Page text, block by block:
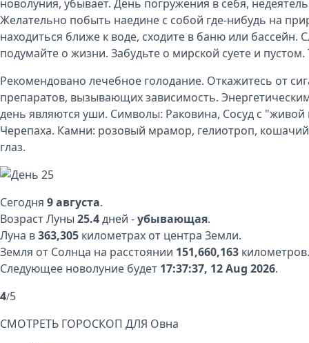
новолуния, убывает. День погружения в себя,
Желательно побыть наедине с собой где-нибудь на
находиться ближе к воде, сходите в баню или бассейн.
подумайте о жизни. Забудьте о мирской суете и
Рекомендовано лечебное голодание. Откажитесь от
препаратов, вызывающих зависимость.
день являются уши. Символы: Раковина, Сосуд с
Черепаха. Камни: розовый мрамор, гелиотроп,
глаз.
Сегодня 9 августа.
Возраст Луны 25.4дней -убывающая.
Луна в363,305 километрах от центра Земли.
Земля от Солнца на расстоянии 151,660,163 километров.
Следующее новолуние будет 17:37:37, 12 Aug 2026.
4/5
СМОТРЕТЬ ГОРОСКОП ДЛЯ Овна